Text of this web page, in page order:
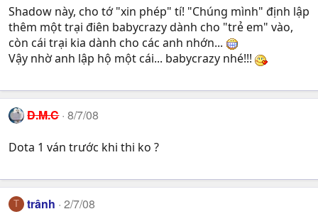
Shadow này, cho tớ "xin phép" tí! "Chúng mình" định lập
thêm một trại điên babycrazy dành cho "trẻ em" vào,
còn cái trại kia dành cho các anh nhớn...
Vậy nhờ anh lập hộ một cái... babycrazy nhé!!!
D.M.C 8/7/08
Dota 1 ván trước khi thi ko ?
T trânh 2/7/08